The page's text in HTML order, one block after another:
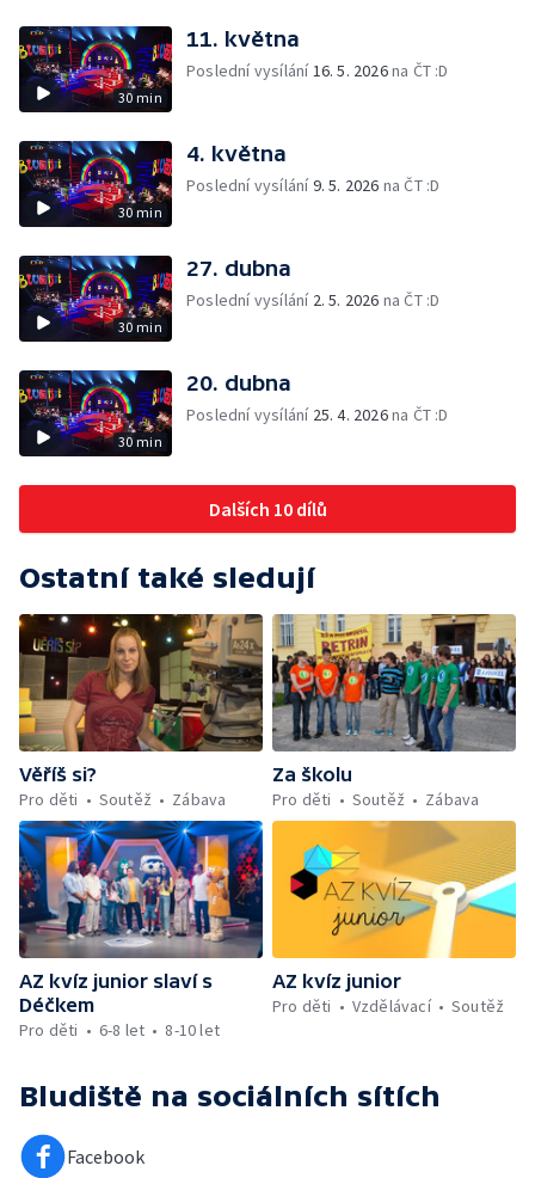
30 min
11. května
Poslední vysílání16. 5. 2026na ČT :D
30 min
4. května
Poslední vysílání9. 5. 2026 na ČT :D
30 min
27. dubna
Poslední vysílání 2. 5. 2026 na ČT :D
30 min
20. dubna
Poslední vysílání 25. 4. 2026na ČT :D
Dalších 10 dílů
Ostatní také sledují
Věříš si?
Pro děti
Soutěž Zábava
Za školu
Pro děti
Soutěž Zábava
AZ kvíz junior slaví s
Déčkem
Pro děti
6-8 let 8-10 let
AZ kvíz junior
Pro děti
Vzdělávací Soutěž
Bludiště na sociálních sítích
Facebook